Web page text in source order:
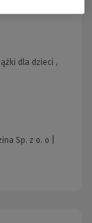
dla dzieci ,
Sp. z o. o |